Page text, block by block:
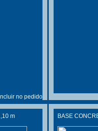
no pedido
m BASE